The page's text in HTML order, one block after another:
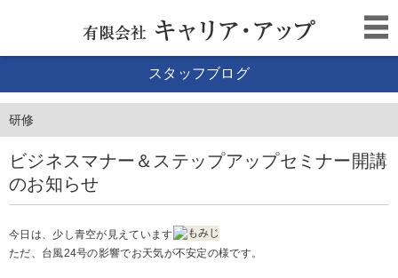
スタッフブログ
研修
ビジネスマナー＆ステップアップセミナー開講
のお知らせ
今日は、少し青空が見えています
ただ、台風24号の影響でお天気が不安定の様です。